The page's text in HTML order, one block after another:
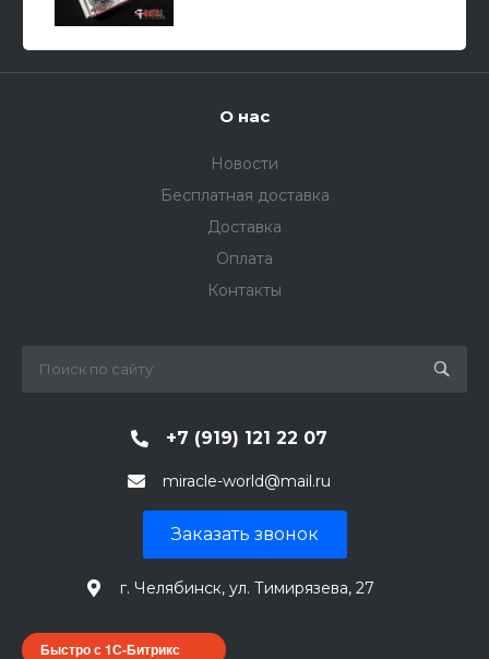
О нас
Новости
Бесплатная доставка
Доставка
Оплата
Контакты
+7 (919) 121 22 07
miracle-world@mail.ru
Заказать звонок
г. Челябинск, ул. Тимирязева, 27
Быстро с 1С-Битрикс